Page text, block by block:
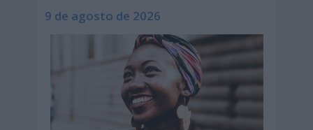
9 de agosto de 2026